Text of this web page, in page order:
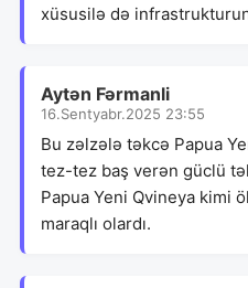
xüsusilə də
Aytən Fərmanli
16.Sentyabr.2025 23:55
Bu zəlzələ təkcə Papua
tez-tez baş verən güclü
Papua Yeni Qvineya kimi
maraqlı olardı.